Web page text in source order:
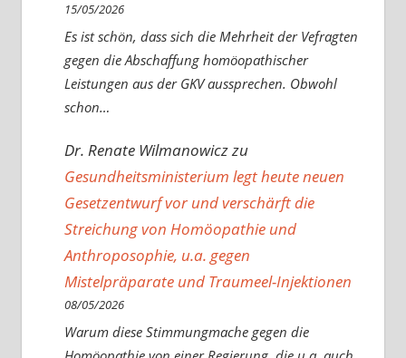
15/05/2026
Es ist schön, dass sich die Mehrheit der Vefragten
gegen die Abschaffung homöopathischer
Leistungen aus der GKV aussprechen. Obwohl
schon…
Dr. Renate Wilmanowiczzu
Gesundheitsministerium legt heute neuen
Gesetzentwurf vor und verschärft die
Streichung von Homöopathie und
Anthroposophie, u.a. gegen
Mistelpräparate und Traumeel-Injektionen
08/05/2026
Warum diese Stimmungmache gegen die